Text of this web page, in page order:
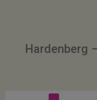
Hardenberg